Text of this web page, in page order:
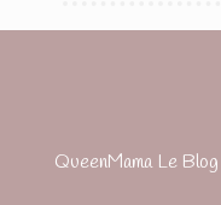
QueenMama Le Blog